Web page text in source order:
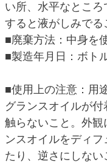
い所、水平なとこ
すると液がしみでる
■廃棄方法：中身を
■製造年月日：ボト
■使用上の注意：用
グランスオイルが
触らないこと。外
ンスオイルをディ
たり、逆さにしな